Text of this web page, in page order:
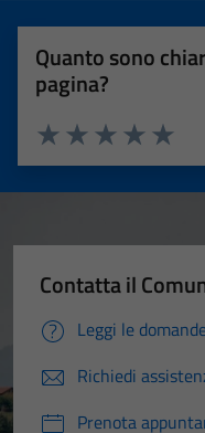
Quanto sono
pagina?
Valuta
Valuta 4
Valuta 3 stelle
Valuta 2 stelle su 5
Valuta 1 stelle su 5
Contatta il
Leggi le
Richiedi
Prenota